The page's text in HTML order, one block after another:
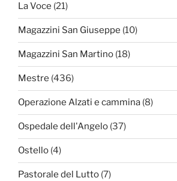
La Voce (21)
Magazzini San Giuseppe (10)
Magazzini San Martino (18)
Mestre (436)
Operazione Alzati e cammina (8)
Ospedale dell'Angelo (37)
Ostello (4)
Pastorale del Lutto (7)